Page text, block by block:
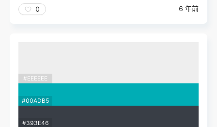
0 6 年前
#EEEEEE
#00ADB5
#393E46